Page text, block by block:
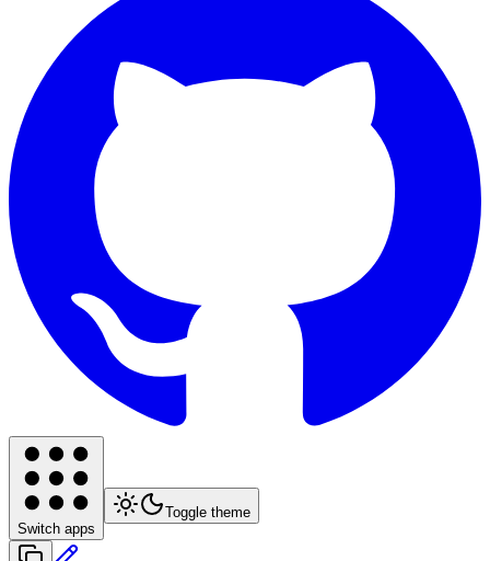
Switch apps
Toggle theme